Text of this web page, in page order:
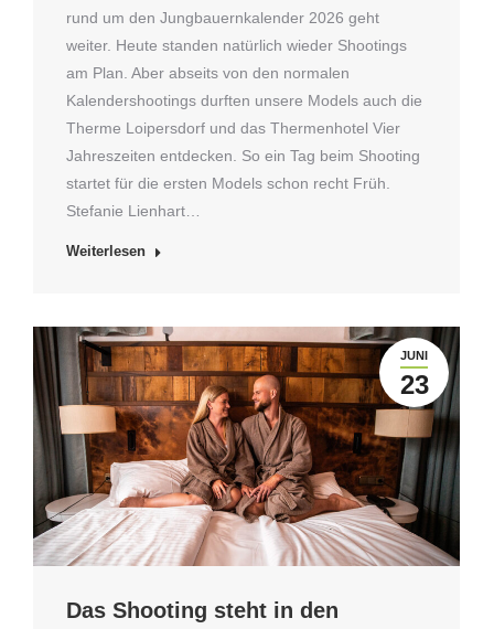
rund um den Jungbauernkalender 2026 geht
weiter. Heute standen natürlich wieder Shootings
am Plan. Aber abseits von den normalen
Kalendershootings durften unsere Models auch die
Therme Loipersdorf und das Thermenhotel Vier
Jahreszeiten entdecken. So ein Tag beim Shooting
startet für die ersten Models schon recht Früh.
Stefanie Lienhart…
Weiterlesen
JUNI
23
Das Shooting steht in den